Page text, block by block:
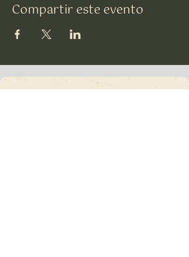
Compartir este evento